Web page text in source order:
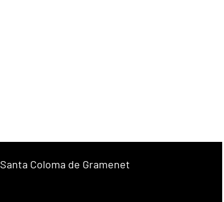
Santa Coloma de Gramenet